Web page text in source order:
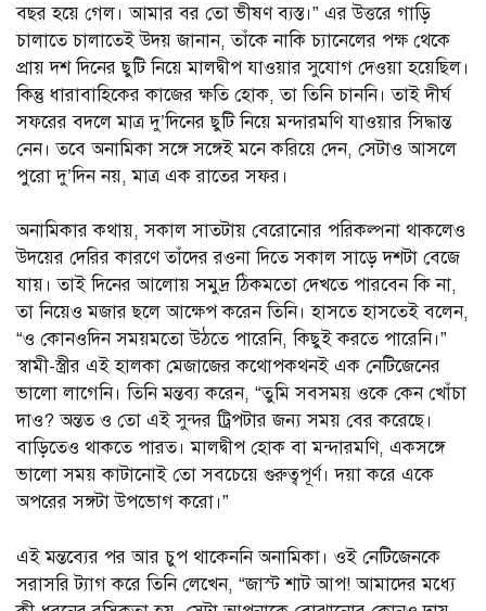
বছর হয়ে গেল। আমার বর তো ভীষণ ব্যস্ত।” এর উত্তরে গাড়ি
চালাতে চালাতেই উদয় জানান, তাঁকে নাকি চ্যানেলের পক্ষ থেকে
প্রায় দশ দিনের ছুটি নিয়ে মালদ্বীপ যাওয়ার সুযোগ দেওয়া হয়েছিল।
কিন্তু ধারাবাহিকের কাজের ক্ষতি হোক, তা তিনি চাননি। তাই দীর্ঘ
সফরের বদলে মাত্র দু’দিনের ছুটি নিয়ে মন্দারমণি যাওয়ার সিদ্ধান্ত
নেন। তবে অনামিকা সঙ্গে সঙ্গেই মনে করিয়ে দেন, সেটাও আসলে
পুরো দু’দিন নয়, মাত্র এক রাতের সফর।
অনামিকার কথায়, সকাল সাতটায় বেরোনোর পরিকল্পনা থাকলেও
উদয়ের দেরির কারণে তাঁদের রওনা দিতে সকাল সাড়ে দশটা বেজে
যায়। তাই দিনের আলোয় সমুদ্র ঠিকমতো দেখতে পারবেন কি না,
তা নিয়েও মজার ছলে আক্ষেপ করেন তিনি। হাসতে হাসতেই বলেন,
“ও কোনওদিন সময়মতো উঠতে পারেনি, কিছুই করতে পারেনি।”
স্বামী-স্ত্রীর এই হালকা মেজাজের কথোপকথনই এক নেটিজেনের
ভালো লাগেনি। তিনি মন্তব্য করেন, “তুমি সবসময় ওকে কেন খোঁচা
দাও? অন্তত ও তো এই সুন্দর ট্রিপটার জন্য সময় বের করেছে।
বাড়িতেও থাকতে পারত। মালদ্বীপ হোক বা মন্দারমণি, একসঙ্গে
ভালো সময় কাটানোই তো সবচেয়ে গুরুত্বপূর্ণ। দয়া করে একে
অপরের সঙ্গটা উপভোগ করো।”
এই মন্তব্যের পর আর চুপ থাকেননি অনামিকা। ওই নেটিজেনকে
সরাসরি ট্যাগ করে তিনি লেখেন, “জাস্ট শাট আপ! আমাদের মধ্যে